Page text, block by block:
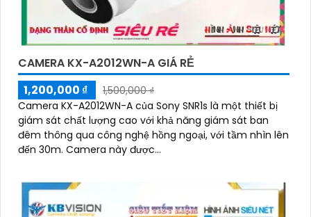
CAMERA KX-A2012WN-A GIÁ RẺ
1,200,000 ₫
1,500,000 ₫
Camera KX-A2012WN-A của Sony SNR1s là một thiết bị
giám sát chất lượng cao với khả năng giám sát ban
đêm thông qua công nghệ hồng ngoại, với tầm nhìn lên
đến 30m. Camera này được...